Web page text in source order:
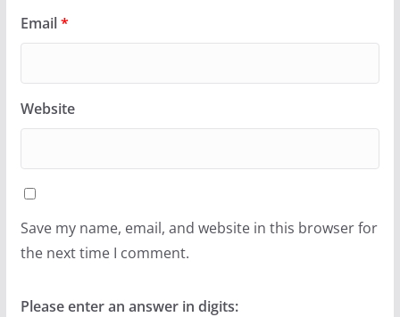
Email*
Website
Save my name, email, and website in this browser for
the next time I comment.
Please enter an answer in digits: